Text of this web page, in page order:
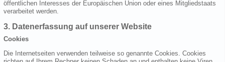
öffentlichen Interesses der Europäischen Union oder eines Mitgliedstaats
verarbeitet werden.
3. Datenerfassung auf unserer Website
Cookies
Die Internetseiten verwenden teilweise so genannte Cookies. Cookies